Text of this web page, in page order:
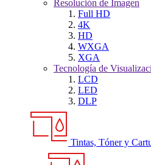
Resolución de Imagen
Full HD
4K
HD
WXGA
XGA
Tecnología de
LCD
LED
DLP
Tintas, Tóner y